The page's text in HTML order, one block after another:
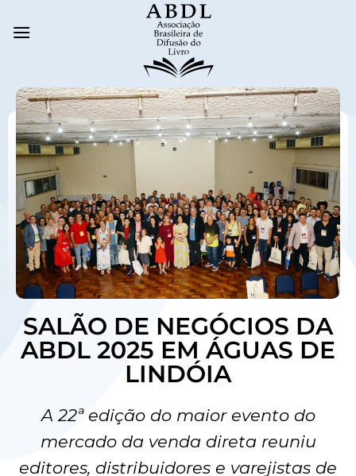
SALÃO DE NEGÓCIOS DA
ABDL 2025 EM ÁGUAS DE
LINDÓIA
A 22ª edição do maior evento do
mercado da venda direta reuniu
editores, distribuidores e varejistas de